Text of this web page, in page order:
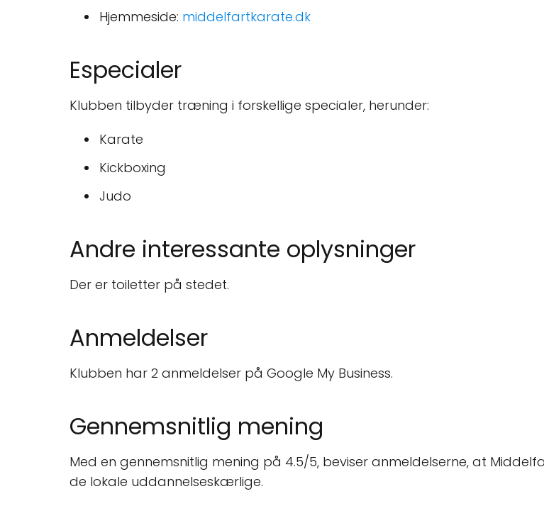
Hjemmeside: middelfartkarate.dk
Especialer
Klubben tilbyder træning i forskellige specialer, herunder:
Karate
Kickboxing
Judo
Andre interessante oplysninger
Der er toiletter på stedet.
Anmeldelser
Klubben har 2 anmeldelser på Google My Business.
Gennemsnitlig mening
Med en gennemsnitlig mening på 4.5/5, beviser anmeldelserne, at
de lokale uddannelseskærlige.